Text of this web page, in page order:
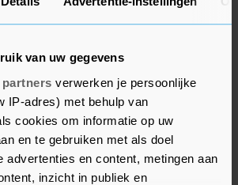
van uw gegevens
partners verwerken je persoonlijke
IP-adres) met behulp van
cookies om informatie op uw
en te gebruiken met als doel
advertenties en content, metingen aan
inzicht in publiek en
duel tussen Nederland en
zich voor de kwartfinales van
Bij een gelijkspel volgt de
tijdens de laatste speelronde.
bezoek bij Bosnië en
Hongarije ontvangt het al